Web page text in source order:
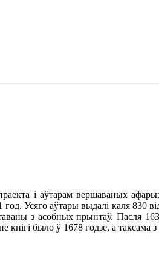
і аўтарам вершаваных
Усяго аўтары выдалі каля 830
з асобных прынтаў. Пасля
кнігі было ў 1678 годзе, а таксама